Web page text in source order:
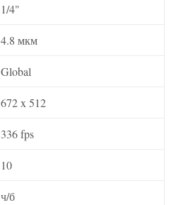
1/4"
4.8 мкм
Global
672 x 512
336 fps
10
ч/б